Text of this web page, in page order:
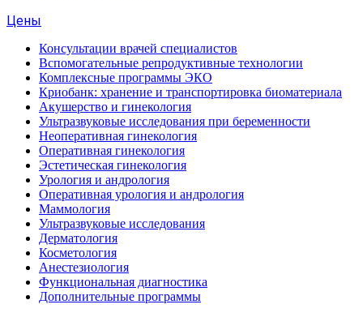
Цены
Консультации врачей специалистов
Вспомогательные репродуктивные технологии
Комплексные программы ЭКО
Криобанк: хранение и транспортировка биоматериала
Акушерство и гинекология
Ультразвуковые исследования при беременности
Неоперативная гинекология
Оперативная гинекология
Эстетическая гинекология
Урология и андрология
Оперативная урология и андрология
Маммология
Ультразвуковые исследования
Дерматология
Косметология
Анестезиология
Функциональная диагностика
Дополнительные программы